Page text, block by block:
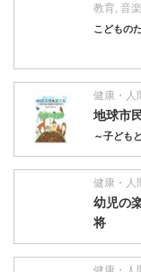
教育, 音楽
こどもの
健康・人
地球市
～子ども
健康・人
幼児の
将